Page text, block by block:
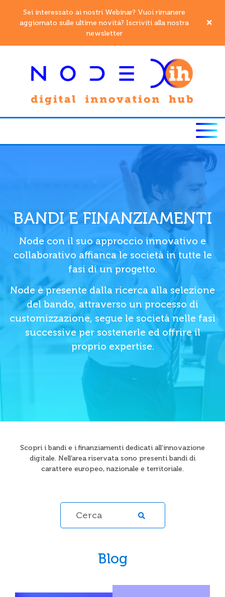
Sei interessato ai nostri Webinar? Vuoi rimanere
aggiornato sulle ultime novitá? Iscriviti alla nostra
newsletter
BANDI E FINANZIAMENTI
Node con il suo approccio innovativo e
collaborativo affianca le società in tutte le
fasi di un progetto.
Node è presente dalla ricerca alla selezione
del bando, attraverso un processo di
customizzazione, segue le società nelle fasi
successive per sostenerle ed offrire il
proprio expertise.
Scopri i bandi e i finanziamenti dedicati all’innovazione
digitale. Nell’area riservata sono presenti bandi di
carattere europeo, nazionale e territoriale.
Blog